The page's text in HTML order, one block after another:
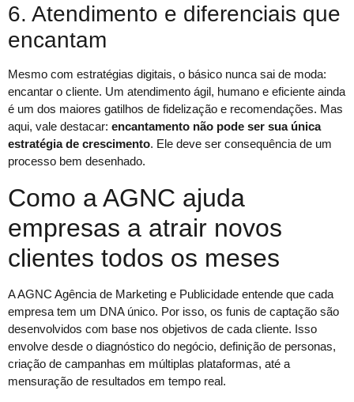
6. Atendimento e diferenciais que
encantam
Mesmo com estratégias digitais, o básico nunca sai de moda:
encantar o cliente. Um atendimento ágil, humano e eficiente ainda
é um dos maiores gatilhos de fidelização e recomendações. Mas
aqui, vale destacar: encantamento não pode ser sua única
estratégia de crescimento. Ele deve ser consequência de um
processo bem desenhado.
Como a AGNC ajuda
empresas a atrair novos
clientes todos os meses
A AGNC Agência de Marketing e Publicidade entende que cada
empresa tem um DNA único. Por isso, os funis de captação são
desenvolvidos com base nos objetivos de cada cliente. Isso
envolve desde o diagnóstico do negócio, definição de personas,
criação de campanhas em múltiplas plataformas, até a
mensuração de resultados em tempo real.